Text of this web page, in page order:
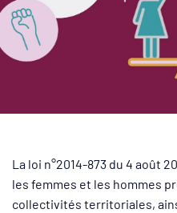
La loi n°2014-873 du 4 août
les femmes et les hommes
collectivités territoriales,